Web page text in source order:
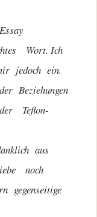
Wort. Ich
jedoch ein.
Beziehungen
Teflon-
aus
noch
gegenseitige